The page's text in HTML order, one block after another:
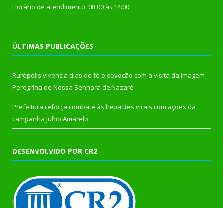
Horário de atendimento: 08:00 às 14:00
ÚLTIMAS PUBLICAÇÕES
Rurópolis vivencia dias de fé e devoção com a visita da Imagem
Peregrina de Nossa Senhora de Nazaré
Prefeitura reforça combate às hepatites virais com ações da
campanha Julho Amarelo
DESENVOLVIDO POR CR2